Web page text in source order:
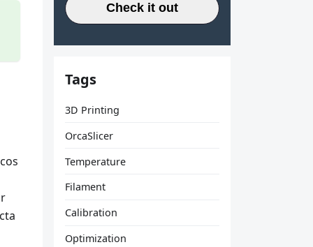
Check it out
Tags
3D Printing
OrcaSlicer
Temperature
Filament
Calibration
Optimization